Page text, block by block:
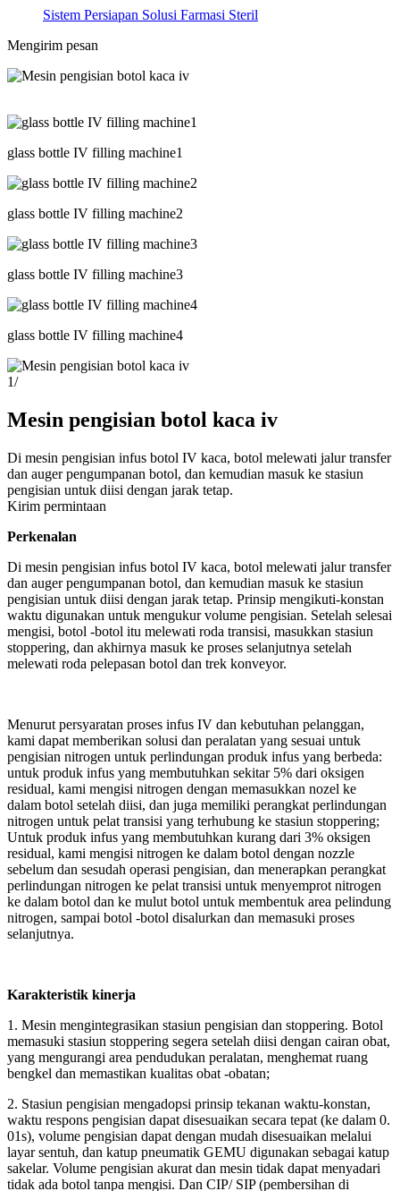
Sistem Persiapan Solusi Farmasi Steril
Mengirim pesan
glass bottle IV filling machine1
glass bottle IV filling machine2
glass bottle IV filling machine3
glass bottle IV filling machine4
1/
Mesin pengisian botol kaca iv
Di mesin pengisian infus botol IV kaca, botol melewati jalur transfer
dan auger pengumpanan botol, dan kemudian masuk ke stasiun
pengisian untuk diisi dengan jarak tetap.
Kirim permintaan
Perkenalan
Di mesin pengisian infus botol IV kaca, botol melewati jalur transfer
dan auger pengumpanan botol, dan kemudian masuk ke stasiun
pengisian untuk diisi dengan jarak tetap. Prinsip mengikuti-konstan
waktu digunakan untuk mengukur volume pengisian. Setelah selesai
mengisi, botol -botol itu melewati roda transisi, masukkan stasiun
stoppering, dan akhirnya masuk ke proses selanjutnya setelah
melewati roda pelepasan botol dan trek konveyor.
Menurut persyaratan proses infus IV dan kebutuhan pelanggan,
kami dapat memberikan solusi dan peralatan yang sesuai untuk
pengisian nitrogen untuk perlindungan produk infus yang berbeda:
untuk produk infus yang membutuhkan sekitar 5% dari oksigen
residual, kami mengisi nitrogen dengan memasukkan nozel ke
dalam botol setelah diisi, dan juga memiliki perangkat perlindungan
nitrogen untuk pelat transisi yang terhubung ke stasiun stoppering;
Untuk produk infus yang membutuhkan kurang dari 3% oksigen
residual, kami mengisi nitrogen ke dalam botol dengan nozzle
sebelum dan sesudah operasi pengisian, dan menerapkan perangkat
perlindungan nitrogen ke pelat transisi untuk menyemprot nitrogen
ke dalam botol dan ke mulut botol untuk membentuk area pelindung
nitrogen, sampai botol -botol disalurkan dan memasuki proses
selanjutnya.
Karakteristik kinerja
1. Mesin mengintegrasikan stasiun pengisian dan stoppering. Botol
memasuki stasiun stoppering segera setelah diisi dengan cairan obat,
yang mengurangi area pendudukan peralatan, menghemat ruang
bengkel dan memastikan kualitas obat -obatan;
2. Stasiun pengisian mengadopsi prinsip tekanan waktu-konstan,
waktu respons pengisian dapat disesuaikan secara tepat (ke dalam 0.
01s), volume pengisian dapat dengan mudah disesuaikan melalui
layar sentuh, dan katup pneumatik GEMU digunakan sebagai katup
sakelar. Volume pengisian akurat dan mesin tidak dapat menyadari
tidak ada botol tanpa mengisi. Dan CIP/ SIP (pembersihan di